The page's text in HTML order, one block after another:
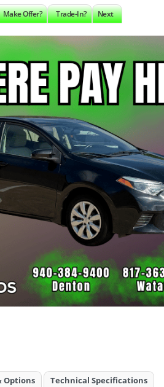
Make Offer? Trade-In? Next
Options Technical Specifications